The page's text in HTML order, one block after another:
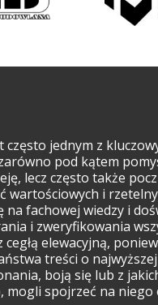
jednym z
pod kątem
lecz często także
wartościowych i
fachowej wiedzy i
i zweryfikowania
elewacyjną,
treści o
boją się lub z
mogli spojrzeć na